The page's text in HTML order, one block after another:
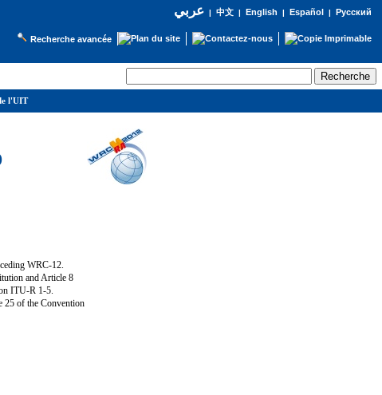
عربي| 中文| English | Español | Русский
Recherche avancée
WRC-12.
and Article 8
ITU-R 1-5.
25 of the Convention
l'UIT